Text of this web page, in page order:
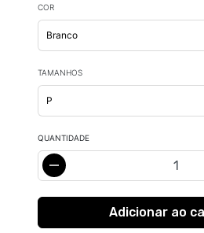
COR
TAMANHOS
QUANTIDADE